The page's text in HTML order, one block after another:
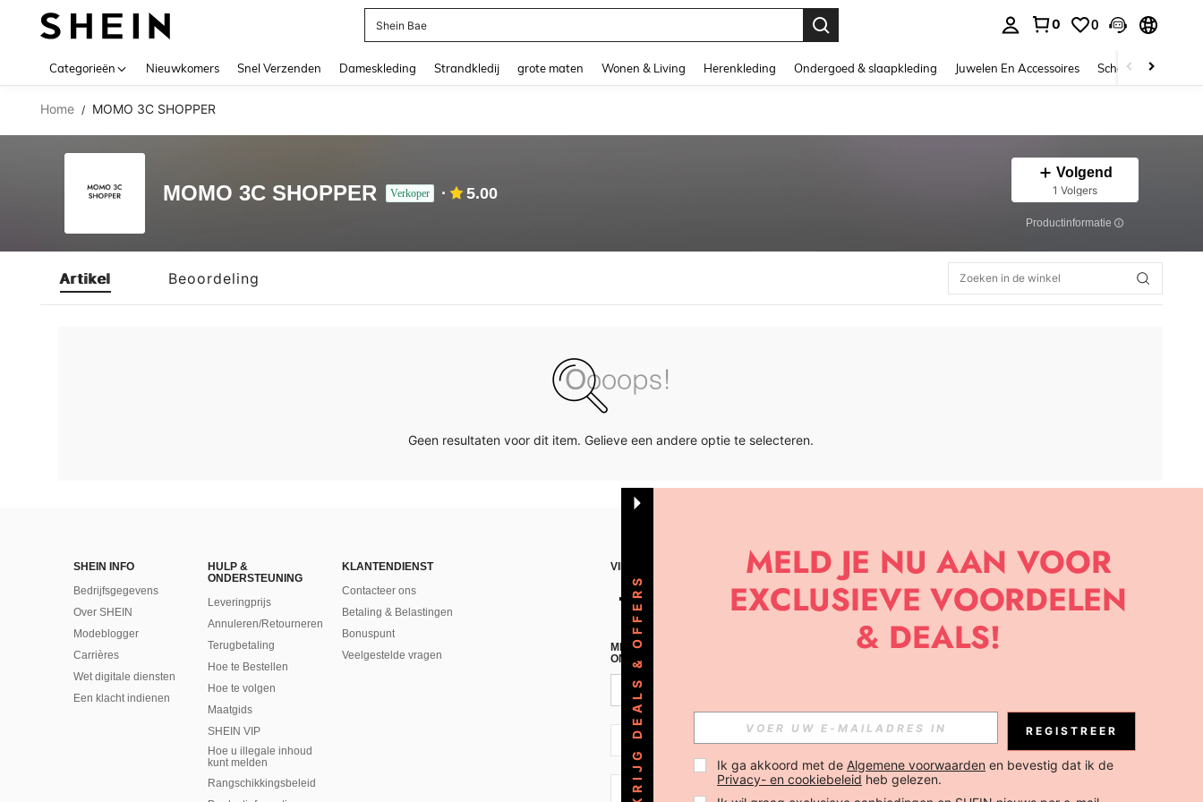
Shein Bae
0 0
Categorieën Nieuwkomers Snel Verzenden Dameskleding Strandkledij grote maten Wonen & Living Herenkleding Ondergoed & slaapkleding Juwelen En Accessoires Schoonheid &
Home / MOMO 3C SHOPPER
MOMO 3C SHOPPER Verkoper 5.00
Volgend
1 Volgers
Productinformatie
Artikel Beoordeling
Geen resultaten voor dit item. Gelieve een andere optie te selecteren.
SHEIN INFO
Bedrijfsgegevens
Over SHEIN
Modeblogger
Carrières
Wet digitale diensten
Een klacht indienen
HULP &
ONDERSTEUNING
Leveringprijs
Annuleren/Retourneren
Terugbetaling
Hoe te Bestellen
Hoe te volgen
Maatgids
SHEIN VIP
Hoe u illegale inhoud
kunt melden
Rangschikkingsbeleid
KLANTENDIENST
Contacteer ons
Betaling & Belastingen
Bonuspunt
Veelgestelde vragen
VIND ONS
MELD JE A AN VOOR ONZE NIEUWSBRIEF OM DE LAATSTE NIEUWE TRENDS EN KORTINGEN TE
ONTVANGEN!(AFMELDEN IS MOGELIJK ELK MOMENT).
NL + 31
NL + 31
KRIJG DEALS & OFFERS REGISTREER
Ik ga akkoord met de Algemene voorwaarden en bevestig dat ik de
Privacy- en cookiebeleid heb gelezen.